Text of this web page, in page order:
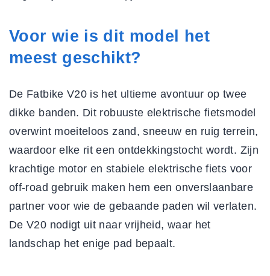
Voor wie is dit model het
meest geschikt?
De Fatbike V20 is het ultieme avontuur op twee
dikke banden. Dit robuuste elektrische fietsmodel
overwint moeiteloos zand, sneeuw en ruig terrein,
waardoor elke rit een ontdekkingstocht wordt. Zijn
krachtige motor en stabieleelektrische fiets voor
off-road gebruik maken hem een onverslaanbare
partner voor wie de gebaande paden wil verlaten.
De V20 nodigt uit naar vrijheid, waar het
landschap het enige pad bepaalt.